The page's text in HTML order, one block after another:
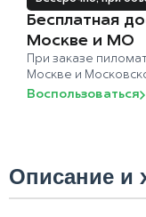
Бесплатная
Москве и МО
При заказе
Москве и
Воспользоваться
Описание и